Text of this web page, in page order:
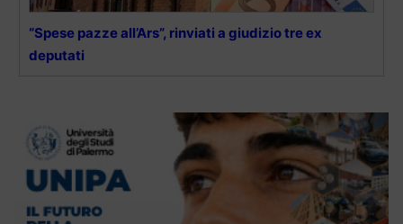
“Spese pazze all’Ars”, rinviati a giudizio tre ex
deputati